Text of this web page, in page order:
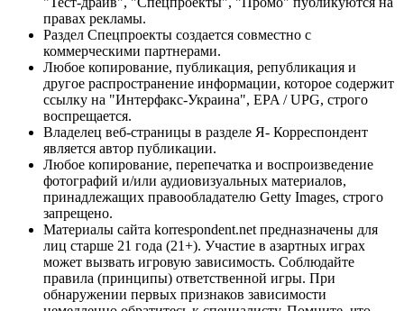
правах рекламы.
Раздел Спецпроекты создается совместно с
коммерческими партнерами.
Любое копирование, публикация, републикация и
другое распространение информации, которое содержит
ссылку на "Интерфакс-Украина", EPA / UPG, строго
воспрещается.
Владелец веб-страницы в разделе Я- Корреспондент
является автор публикации.
Любое копирование, перепечатка и воспроизведение
фотографий и/или аудиовизуальных материалов,
принадлежащих правообладателю Getty Images, строго
запрещено.
Материалы сайта korrespondent.net предназначены для
лиц старше 21 года (21+). Участие в азартных играх
может вызвать игровую зависимость. Соблюдайте
правила (принципы) ответственной игры. При
обнаружении первых признаков зависимости